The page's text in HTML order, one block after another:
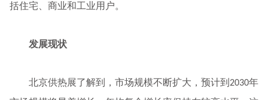
括住宅、商业和工业用户。
发展现状
北京供热展了解到，市场规模不断扩大，预计到 2030年